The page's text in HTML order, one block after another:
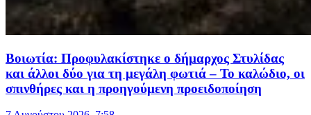
Βοιωτία: Προφυλακίστηκε ο δήμαρχος Στυλίδας
και άλλοι δύο για τη μεγάλη φωτιά – Το καλώδιο, οι
σπινθήρες και η προηγούμενη προειδοποίηση